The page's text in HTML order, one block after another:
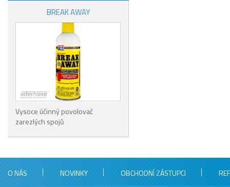
BREAK AWAY
Vysoce účinný povolovač
zarezlých spojů
O NÁS NOVINKY OBCHODNÍ ZÁSTUPCI